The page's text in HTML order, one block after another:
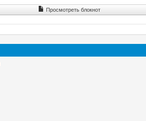
Просмотреть блокнот